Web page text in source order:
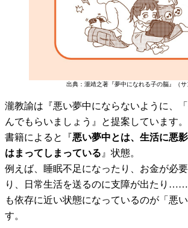
出典：瀧靖之著『夢中になれる子の脳』（サ
瀧教諭は『悪い夢中にならないように、
んでもらいましょう』と提案しています。
書籍によると『悪い夢中とは、生活に悪
はまってしまっている 』状態。
例えば、睡眠不足になったり、お金が必
り、日常生活を送るのに支障が出たり……
も依存に近い状態になっているのが「悪
す。